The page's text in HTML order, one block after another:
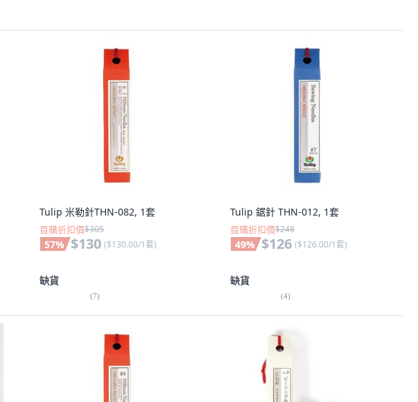
Tulip 米勒針THN-082, 1套
首購折扣價$305
57% $130 ($130.00/1套)
缺貨
(7)
Tulip 鋸針 THN-012, 1套
首購折扣價$248
49% $126 ($126.00/1套)
缺貨
(4)